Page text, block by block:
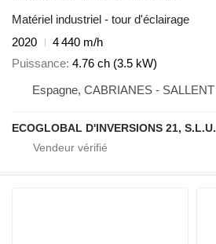
Matériel industriel - tour d'éclairage
2020
4 440 m/h
Puissance 4.76 ch (3.5 kW)
Espagne, CABRIANES - SALLENT
ECOGLOBAL D'INVERSIONS 21, S.L.U.